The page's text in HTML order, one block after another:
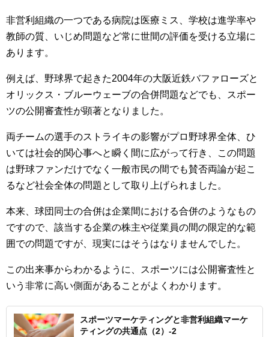
非営利組織の一つである病院は医療ミス、学校は進学率や
教師の質、いじめ問題など常に世間の評価を受ける立場に
あります。
例えば、野球界で起きた2004年の大阪近鉄バファローズと
オリックス・ブルーウェーブの合併問題などでも、スポー
ツの公開審査性が顕著となりました。
両チームの選手のストライキの影響がプロ野球界全体、ひ
いては社会的関心事へと瞬く間に広がって行き、この問題
は野球ファンだけでなく一般市民の間でも賛否両論が起こ
るなど社会全体の問題として取り上げられました。
本来、球団同士の合併は企業間における合併のようなもの
ですので、該当する企業の株主や従業員の間の限定的な範
囲での問題ですが、現実にはそうはなりませんでした。
この出来事からわかるように、スポーツには公開審査性と
いう非常に高い側面があることがよくわかります。
スポーツマーケティングと非営利組織マーケ
ティングの共通点（2）-2